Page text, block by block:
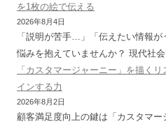
を1枚の絵で伝える
2026年8月4日
「説明が苦手…」「伝えたい情報
悩みを抱えていませんか？ 現代社
「カスタマージャーニー」を描く
インする力
2026年8月2日
顧客満足度向上の鍵は「カスタマ